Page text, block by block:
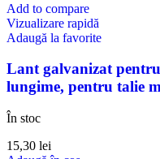
Add to compare
Vizualizare rapidă
Adaugă la favorite
Lant galvanizat
lungime, pentru talie
În stoc
15,30 lei